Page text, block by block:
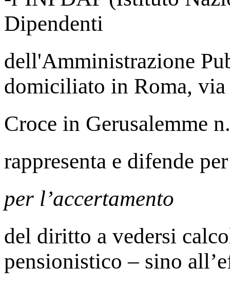
Dipendenti
dell'Amministrazione
domiciliato in Roma, via
Croce in Gerusalemme
rappresenta e difende
per l’accertamento
del diritto a vedersi
pensionistico – sino